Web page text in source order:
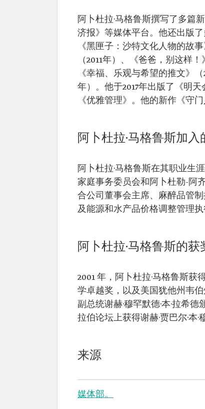
阿卜杜拉·马格鲁斯撰写了多篇
济报》等媒体平台。他还出版
《黑匣子：沙特文化人物的故
（2011年）、《爸爸，别这样
《幸福、乐观与希望的推文》
年）。他于2017年出版了《明
《优雅管理》。他的新作《守
阿卜杜拉·马格鲁斯加入
阿卜杜拉·马格鲁斯在其职业生
家庭事务委员会和阿卜杜勒-阿
合公司董事会主席、麻醉品管
及能源和水产品价格调整管理执
阿卜杜拉·马格鲁斯的获
2001 年，阿卜杜拉·马格鲁斯获
学卓越奖，以及美国犹他州韦
副总统谢赫·穆罕默德·本·拉希
拉伯论坛上获得谢赫·贾巴尔·本·
来源
媒体部。